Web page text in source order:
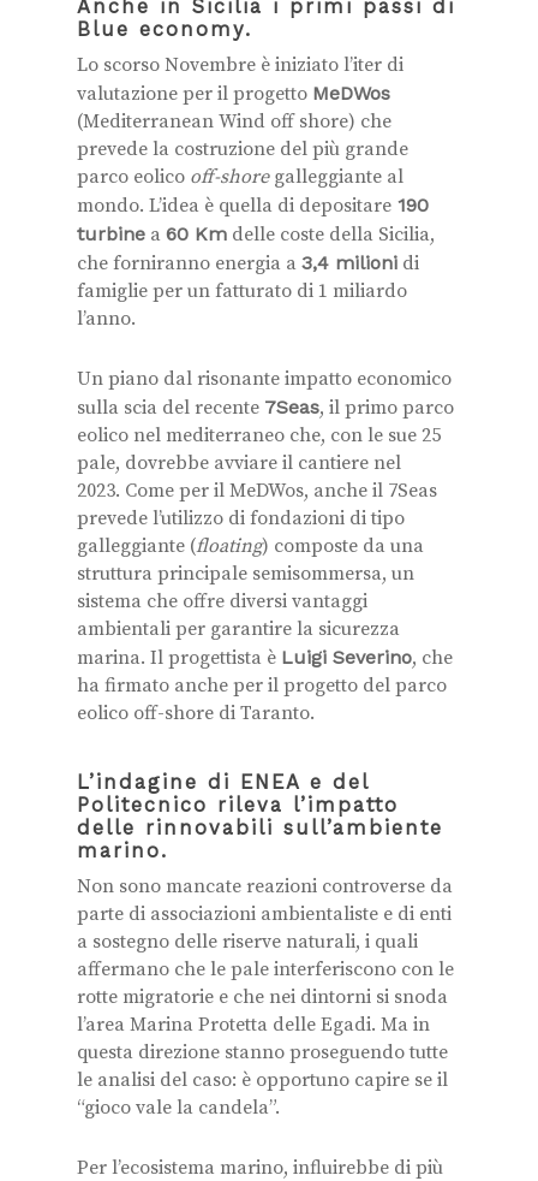
Anche in Sicilia i primi passi di
Blue economy.
Lo scorso Novembre è iniziato l’iter di
valutazione per il progetto MeDWos
(Mediterranean Wind off shore) che
prevede la costruzione del più grande
parco eolico off-shoregalleggiante al
mondo. L’idea è quella di depositare 190
turbine a 60 Km delle coste della Sicilia,
che forniranno energia a 3,4 milioni di
famiglie per un fatturato di 1 miliardo
l’anno.
Un piano dal risonante impatto economico
sulla scia del recente 7Seas, il primo parco
eolico nel mediterraneo che, con le sue 25
pale, dovrebbe avviare il cantiere nel
2023. Come per il MeDWos, anche il 7Seas
prevede l’utilizzo di fondazioni di tipo
galleggiante (floating) composte da una
struttura principale semisommersa, un
sistema che offre diversi vantaggi
ambientali per garantire la sicurezza
marina. Il progettista è Luigi Severino, che
ha firmato anche per il progetto del parco
eolico off-shore di Taranto.
L’indagine di ENEA e del
Politecnico rileva l’impatto
delle rinnovabili sull’ambiente
marino.
Non sono mancate reazioni controverse da
parte di associazioni ambientaliste e di enti
a sostegno delle riserve naturali, i quali
affermano che le pale interferiscono con le
rotte migratorie e che nei dintorni si snoda
l’area Marina Protetta delle Egadi. Ma in
questa direzione stanno proseguendo tutte
le analisi del caso: è opportuno capire se il
“gioco vale la candela”.
Per l’ecosistema marino, influirebbe di più